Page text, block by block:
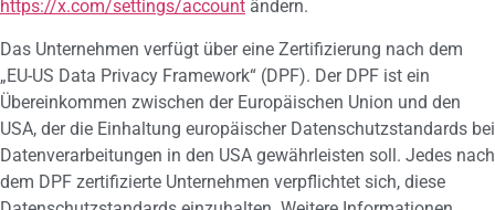
https://x.com/settings/account ändern.
Das Unternehmen verfügt über eine Zertifizierung nach dem
„EU-US Data Privacy Framework“ (DPF). Der DPF ist ein
Übereinkommen zwischen der Europäischen Union und den
USA, der die Einhaltung europäischer Datenschutzstandards bei
Datenverarbeitungen in den USA gewährleisten soll. Jedes nach
dem DPF zertifizierte Unternehmen verpflichtet sich, diese